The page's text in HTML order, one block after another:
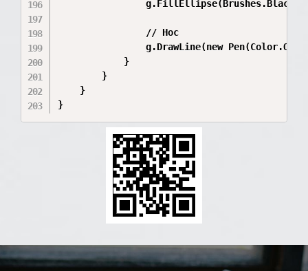
g.FillEllipse(Brushes.Black,
                // Нос
g.DrawLine(new
            }
        }
    }
}